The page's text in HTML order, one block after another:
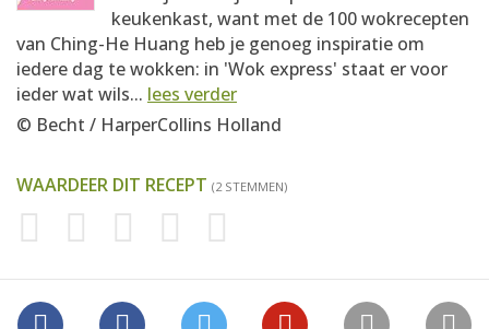
keukenkast, want met de 100 wokrecepten
van Ching-He Huang heb je genoeg inspiratie om
iedere dag te wokken: in 'Wok express' staat er voor
ieder wat wils... lees verder
© Becht / HarperCollins Holland
WAARDEER DIT RECEPT (2 STEMMEN)